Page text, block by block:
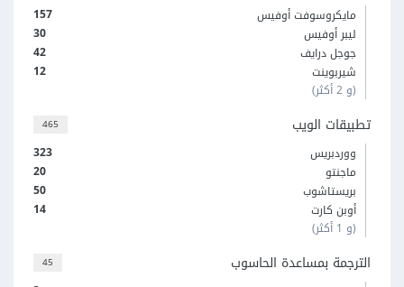
157
مايكروسوفت أوفيس
30
ليبر أوفيس
42
جوجل درايف
12
شيربوينت
(و 2 أكثر)
465 تطبيقات الويب
323
ووردبريس
20
ماجنتو
50
بريستاشوب
14
أوبن كارت
(و 1 أكثر)
45 الترجمة بمساعدة الحاسوب